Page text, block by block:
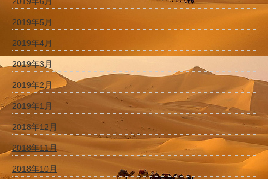
2019年5月
2019年4月
2019年3月
2019年2月
2019年1月
2018年12月
2018年11月
2018年10月